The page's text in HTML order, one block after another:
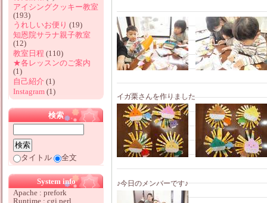
イガ栗さんを作りました
♪今日のメンバーです♪
アイシングクッキー教室
(193)
うれしいお便り (19)
知恩院サラナ親子教室
(12)
教室日程 (110)
★各レッスンのご案内
(1)
自己紹介 (1)
Instagram (1)
検索
タイトル 全文
System info
Apache : prefork
Runtime : cgi perl